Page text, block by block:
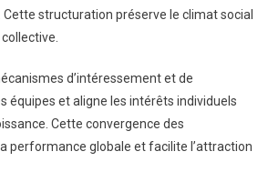
Cette structuration préserve le climat social
d’intéressement et de
équipes et aligne les intérêts individuels
Cette convergence des
performance globale et facilite l’attraction